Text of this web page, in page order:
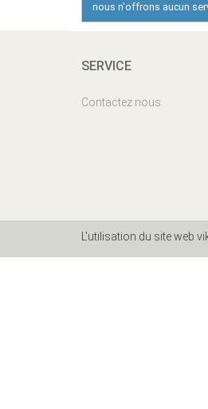
nous n'offrons aucun
SERVICE
Contactez nous
L'utilisation du site web